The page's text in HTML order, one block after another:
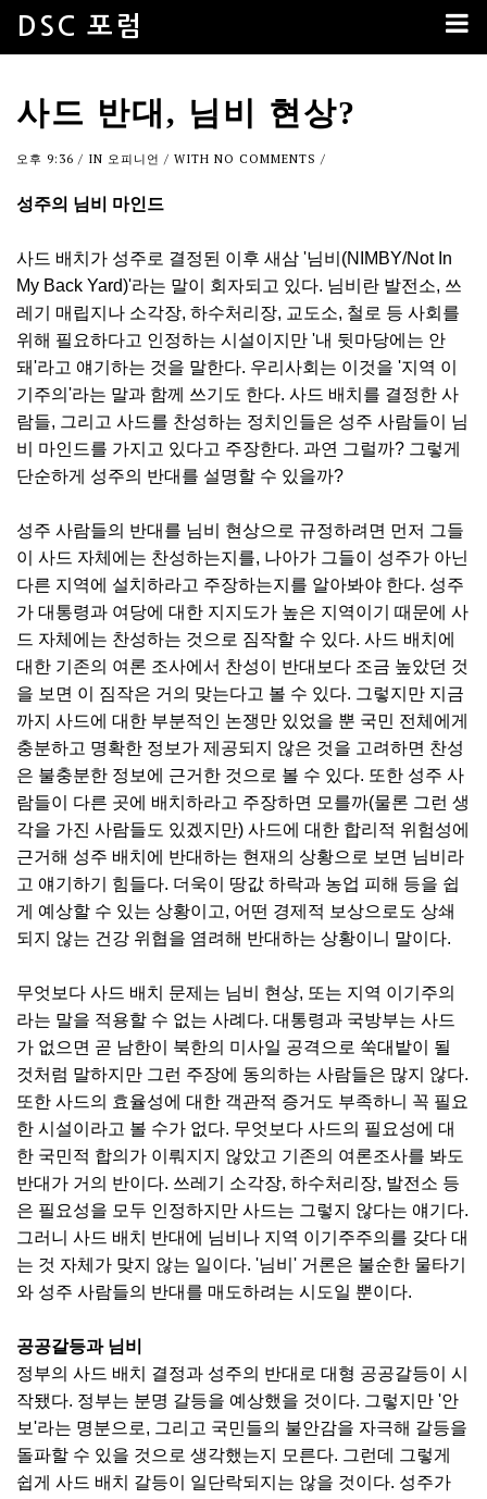
DSC 포럼
사드 반대, 님비 현상?
오후 9:36 / IN 오피니언 / WITH NO COMMENTS /
성주의 님비 마인드
사드 배치가 성주로 결정된 이후 새삼 '님비(NIMBY/Not In
My Back Yard)'라는 말이 회자되고 있다. 님비란 발전소, 쓰
레기 매립지나 소각장, 하수처리장, 교도소, 철로 등 사회를
위해 필요하다고 인정하는 시설이지만 '내 뒷마당에는 안
돼'라고 얘기하는 것을 말한다. 우리사회는 이것을 '지역 이
기주의'라는 말과 함께 쓰기도 한다. 사드 배치를 결정한 사
람들, 그리고 사드를 찬성하는 정치인들은 성주 사람들이 님
비 마인드를 가지고 있다고 주장한다. 과연 그럴까? 그렇게
단순하게 성주의 반대를 설명할 수 있을까?
성주 사람들의 반대를 님비 현상으로 규정하려면 먼저 그들
이 사드 자체에는 찬성하는지를, 나아가 그들이 성주가 아닌
다른 지역에 설치하라고 주장하는지를 알아봐야 한다. 성주
가 대통령과 여당에 대한 지지도가 높은 지역이기 때문에 사
드 자체에는 찬성하는 것으로 짐작할 수 있다. 사드 배치에
대한 기존의 여론 조사에서 찬성이 반대보다 조금 높았던 것
을 보면 이 짐작은 거의 맞는다고 볼 수 있다. 그렇지만 지금
까지 사드에 대한 부분적인 논쟁만 있었을 뿐 국민 전체에게
충분하고 명확한 정보가 제공되지 않은 것을 고려하면 찬성
은 불충분한 정보에 근거한 것으로 볼 수 있다. 또한 성주 사
람들이 다른 곳에 배치하라고 주장하면 모를까(물론 그런 생
각을 가진 사람들도 있겠지만) 사드에 대한 합리적 위험성에
근거해 성주 배치에 반대하는 현재의 상황으로 보면 님비라
고 얘기하기 힘들다. 더욱이 땅값 하락과 농업 피해 등을 쉽
게 예상할 수 있는 상황이고, 어떤 경제적 보상으로도 상쇄
되지 않는 건강 위협을 염려해 반대하는 상황이니 말이다.
무엇보다 사드 배치 문제는 님비 현상, 또는 지역 이기주의
라는 말을 적용할 수 없는 사례다. 대통령과 국방부는 사드
가 없으면 곧 남한이 북한의 미사일 공격으로 쑥대밭이 될
것처럼 말하지만 그런 주장에 동의하는 사람들은 많지 않다.
또한 사드의 효율성에 대한 객관적 증거도 부족하니 꼭 필요
한 시설이라고 볼 수가 없다. 무엇보다 사드의 필요성에 대
한 국민적 합의가 이뤄지지 않았고 기존의 여론조사를 봐도
반대가 거의 반이다. 쓰레기 소각장, 하수처리장, 발전소 등
은 필요성을 모두 인정하지만 사드는 그렇지 않다는 얘기다.
그러니 사드 배치 반대에 님비나 지역 이기주주의를 갖다 대
는 것 자체가 맞지 않는 일이다. '님비' 거론은 불순한 물타기
와 성주 사람들의 반대를 매도하려는 시도일 뿐이다.
공공갈등과 님비
정부의 사드 배치 결정과 성주의 반대로 대형 공공갈등이 시
작됐다. 정부는 분명 갈등을 예상했을 것이다. 그렇지만 '안
보'라는 명분으로, 그리고 국민들의 불안감을 자극해 갈등을
돌파할 수 있을 것으로 생각했는지 모른다. 그런데 그렇게
쉽게 사드 배치 갈등이 일단락되지는 않을 것이다. 성주가